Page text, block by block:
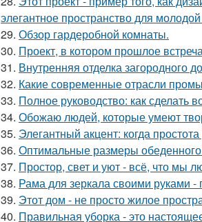
элегантное пространство для
29. Обзор гардеробной комнаты.
30. Проект, в котором прошлое
31. Внутренняя отделка загородного
32. Какие современные отрасли
33. Полное руководство: как сделать
34. Обожаю людей, которые умеют
35. Элегантный акцент: когда
36. Оптимальные размеры обеденного
37. Простор, свет и уют - всё, что мы
38. Рама для зеркала своими руками -
39. Этот дом - не просто жилое
40. Правильная уборка - это